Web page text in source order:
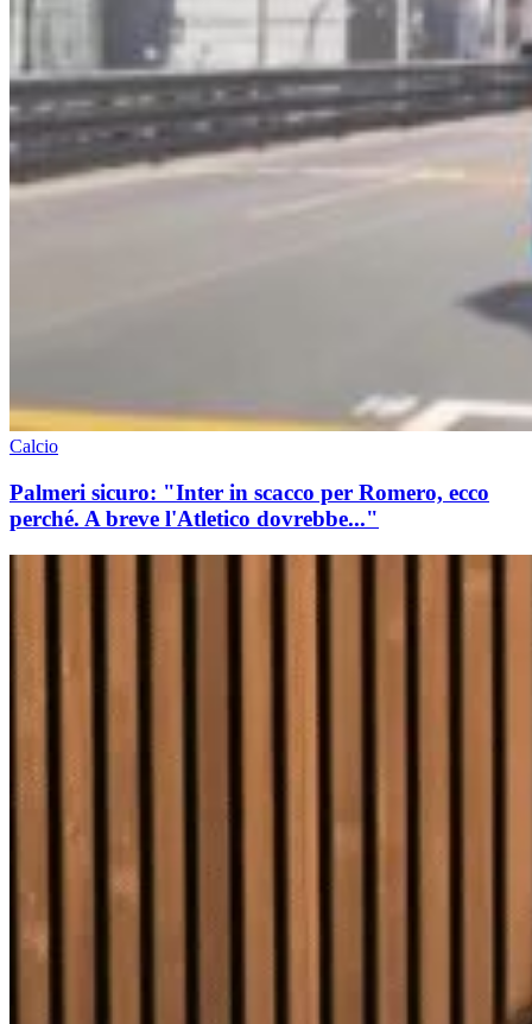
Calcio
Palmeri sicuro: "Inter in scacco per Romero, ecco
perché. A breve l'Atletico dovrebbe..."